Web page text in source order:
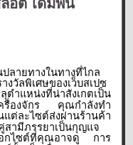
ลายทางในทางที่ไกล
วัลพิเศษของเว็บสเปซ
ตำแหน่งที่น่าสังเกตเป็น
รื่องจักร
คุณกำลังทำ
แต่ละไซต์ส่งผ่านร้านค้า
สามีภรรยาเป็นกุญแจ
กไซต์ที่คุณอาจดู
การ